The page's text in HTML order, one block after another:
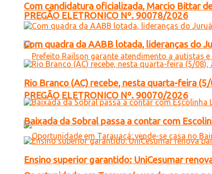
PREGÃO ELETRONICO Nº. 90078/2026
PREGÃO ELETRONICO Nº. 90070/2026
Com candidatura oficializada, Marcio Bittar
Com quadra da AABB lotada, lideranças do
Rio Branco (AC) recebe, nesta quarta-feira
Baixada da Sobral passa a contar com
Ensino superior garantido: UniCesumar